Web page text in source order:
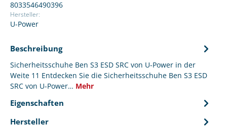
8033546490396
Hersteller:
U-Power
Beschreibung
Sicherheitsschuhe Ben S3 ESD SRC von U-Power in der
Weite 11 Entdecken Sie die Sicherheitsschuhe Ben S3 ESD
SRC von U-Power… Mehr
Eigenschaften
Hersteller